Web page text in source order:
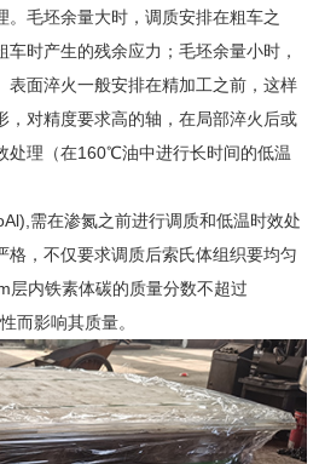
。毛坯余量大时，调质安排在粗车之
时产生的残余应力；毛坯余量小时，
表面淬火一般安排在精加工之前，这样
，对精度要求高的轴，在局部淬火后或
处理（在160℃油中进行长时间的低温
需在渗氮之前进行调质和低温时效处
格，不仅要求调质后索氏体组织要均匀
层内铁素体碳的质量分数不超过
而影响其质量。